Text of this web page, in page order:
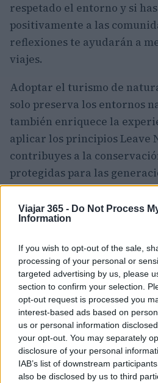
Viajar 365 - Do Not Process
Information
If you wish to opt-out of the sale,
processing of your personal or
targeted advertising by us, please
section to confirm your selection.
opt-out request is processed you
interest-based ads based on
us or personal information
your opt-out. You may separately
disclosure of your personal
IAB’s list of downstream
also be disclosed by us to third
respetado el entorno y si
positivamente a las
reflexiones te ayudarán a
viajes.
Adoptar el turismo de
solo preserva los entornos
también enriquece la
aplicar los principios Leave
contribuyes a la
protegidas para las
AUTOR
Carla Vidal escribe
Sabe emparejar un
semana, de plazas
sin lluvia.